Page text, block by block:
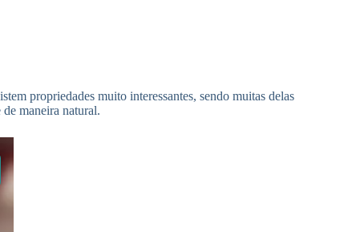
propriedades muito interessantes, sendo muitas delas
maneira natural.